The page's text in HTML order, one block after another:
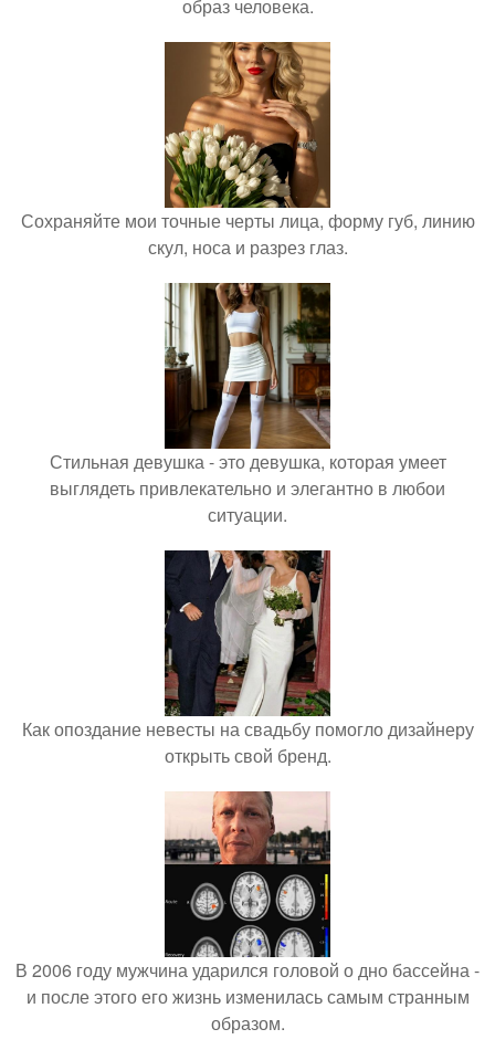
образ человека.
Сохраняйте мои точные черты лица, форму губ, линию
скул, носа и разрез глаз.
Стильная девушка - это девушка, которая умеет
выглядеть привлекательно и элегантно в любои
ситуации.
Как опоздание невесты на свадьбу помогло дизайнеру
открыть свой бренд.
В 2006 году мужчина ударился головой о дно бассейна -
и после этого его жизнь изменилась самым странным
образом.